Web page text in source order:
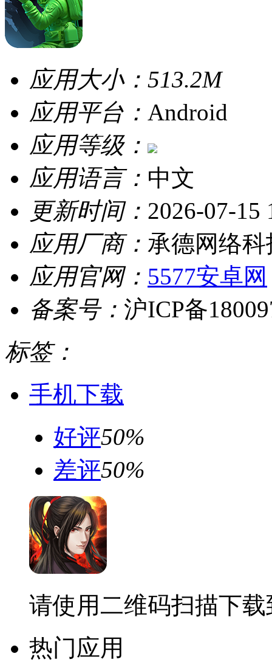
应用大小： 513.2M
应用平台： Android
应用等级：
应用语言： 中文
更新时间： 2026-07-15
应用厂商： 承德网络
应用官网： 5577安卓网
备案号： 沪ICP备
标签：
手机下载
好评50%
差评50%
请使用二维码扫描下
热门应用